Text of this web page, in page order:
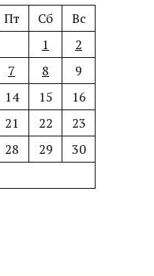
Пт Сб
Вс
1
2
7 8
9
14 15
16
21 22
23
28 29
30